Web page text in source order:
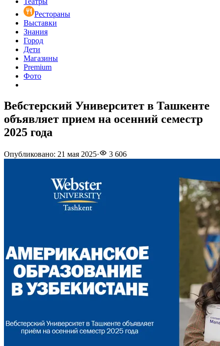
Рестораны
Выставки
Знания
Город
Дети
Магазины
Premium
Фото
Вебстерский Университет в Ташкенте
объявляет прием на осенний семестр
2025 года
Опубликовано: 21 мая 2025· 3 606